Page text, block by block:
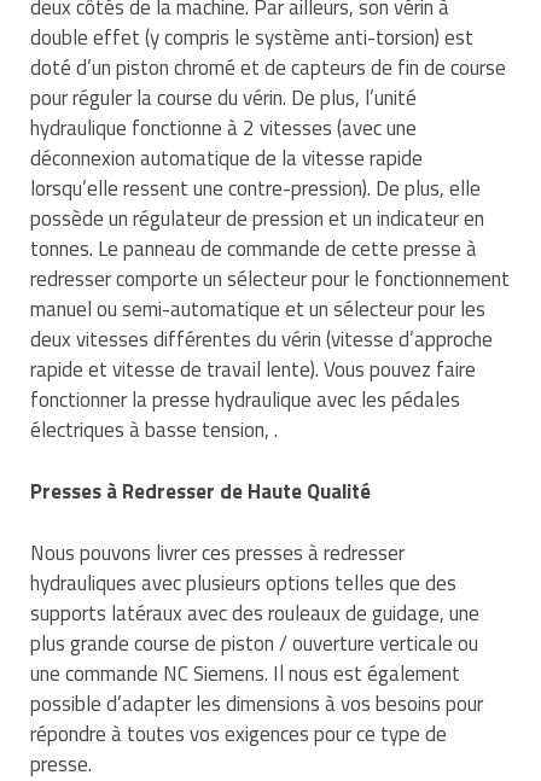
Matériel de musculation
Vêtement sportif
Rôtisserie professionnelle
Sautause professionnelle
Table de cuisson professionnelle
Tables de préparation réfrigérées
Ustensile de cuisine
Vaisselle restaurant
Vitrines réfrigérées
deux côtés de la machine. Par ailleurs, son vérin à
double effet (y compris le système anti-torsion) est
doté d’un piston chromé et de capteurs de fin de course
pour réguler la course du vérin. De plus, l’unité
hydraulique fonctionne à 2 vitesses (avec une
déconnexion automatique de la vitesse rapide
lorsqu’elle ressent une contre-pression). De plus, elle
possède un régulateur de pression et un indicateur en
tonnes. Le panneau de commande de cette presse à
redresser comporte un sélecteur pour le fonctionnement
manuel ou semi-automatique et un sélecteur pour les
deux vitesses différentes du vérin (vitesse d’approche
rapide et vitesse de travail lente). Vous pouvez faire
fonctionner la presse hydraulique avec les pédales
électriques à basse tension, .
Presses à Redresser de Haute Qualité
Nous pouvons livrer ces presses à redresser
hydrauliques avec plusieurs options telles que des
supports latéraux avec des rouleaux de guidage, une
plus grande course de piston / ouverture verticale ou
une commande NC Siemens. Il nous est également
possible d’adapter les dimensions à vos besoins pour
répondre à toutes vos exigences pour ce type de
presse.